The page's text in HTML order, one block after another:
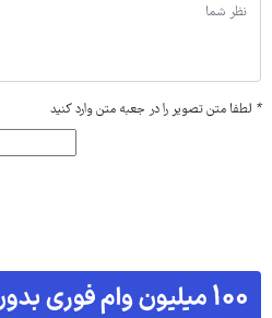
* لطفا متن تصویر را در جعبه متن وارد کنید